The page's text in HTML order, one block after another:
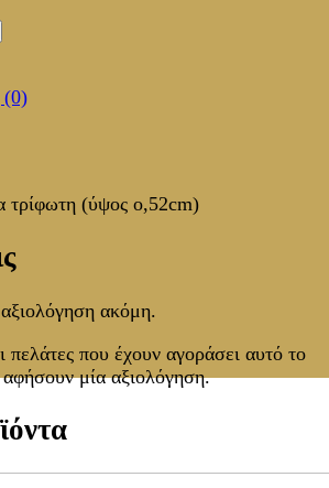
(0)
τρίφωτη (ύψος ο,52cm)
ακόμη.
που έχουν αγοράσει αυτό το
μία αξιολόγηση.